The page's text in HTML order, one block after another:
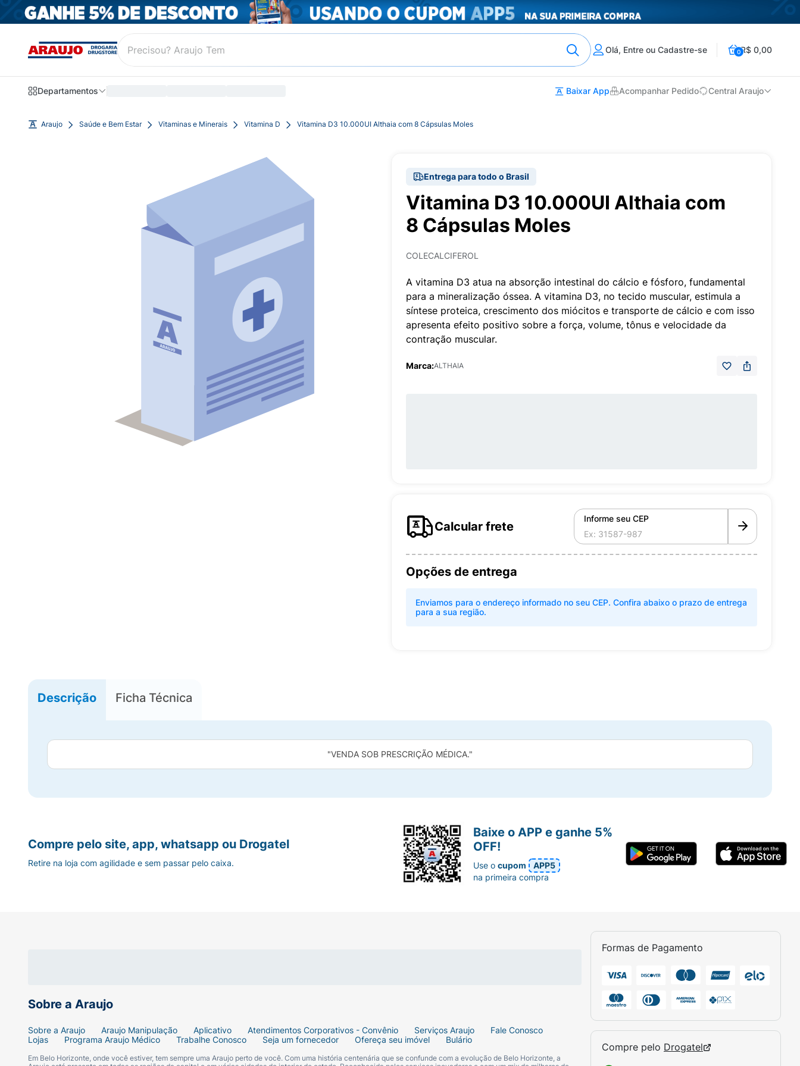
Olá, Entre ou Cadastre-se 0R$ 0,00
Departamentos Baixar App Acompanhar Pedido Central Araujo
Araujo Saúde e Bem Estar Vitaminas e Minerais Vitamina D Vitamina D3 10.000UI Althaia com 8 Cápsulas Moles
Entrega para todo o Brasil
Vitamina D3 10.000UI Althaia com
8 Cápsulas Moles
COLECALCIFEROL
A vitamina D3 atua na absorção intestinal do cálcio e fósforo, fundamental
para a mineralização óssea. A vitamina D3, no tecido muscular, estimula a
síntese proteica, crescimento dos miócitos e transporte de cálcio e com isso
apresenta efeito positivo sobre a força, volume, tônus e velocidade da
contração muscular.
Marca:ALTHAIA
Calcular frete
Informe seu CEP
Opções de entrega
Enviamos para o endereço informado no seu CEP. Confira abaixo o prazo de entrega
para a sua região.
Descrição Ficha Técnica
"VENDA SOB PRESCRIÇÃO MÉDICA."
Sobre a Araujo
Sobre a Araujo Araujo Manipulação Aplicativo Atendimentos Corporativos - Convênio Serviços Araujo
Fale Conosco
Lojas
Programa Araujo Médico Trabalhe Conosco Seja um fornecedor Ofereça seu imóvel Bulário
Em Belo Horizonte, onde você estiver, tem sempre uma Araujo perto de você. Com uma história centenária que se confunde com a evolução de Belo Horizonte, a
Formas de Pagamento
Compre pelo Drogatel
Compre pelo site, app, whatsapp ou Drogatel
Retire na loja com agilidade e sem passar pelo caixa.
Baixe o APP e ganhe 5%
OFF!
Use ocupom
APP5
na primeira compra